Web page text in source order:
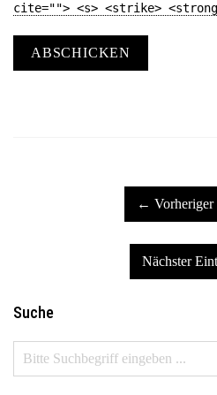
cite=""> <s> <strike>
ABSCHICKEN
← Vorheriger
Nächster
Suche